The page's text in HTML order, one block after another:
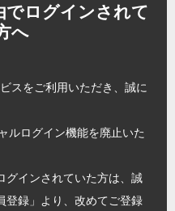
ログインされて
へ
スをご利用いただき、誠に
ルログイン機能を廃止いた
グインされていた方は、誠
登録」より、改めてご登録